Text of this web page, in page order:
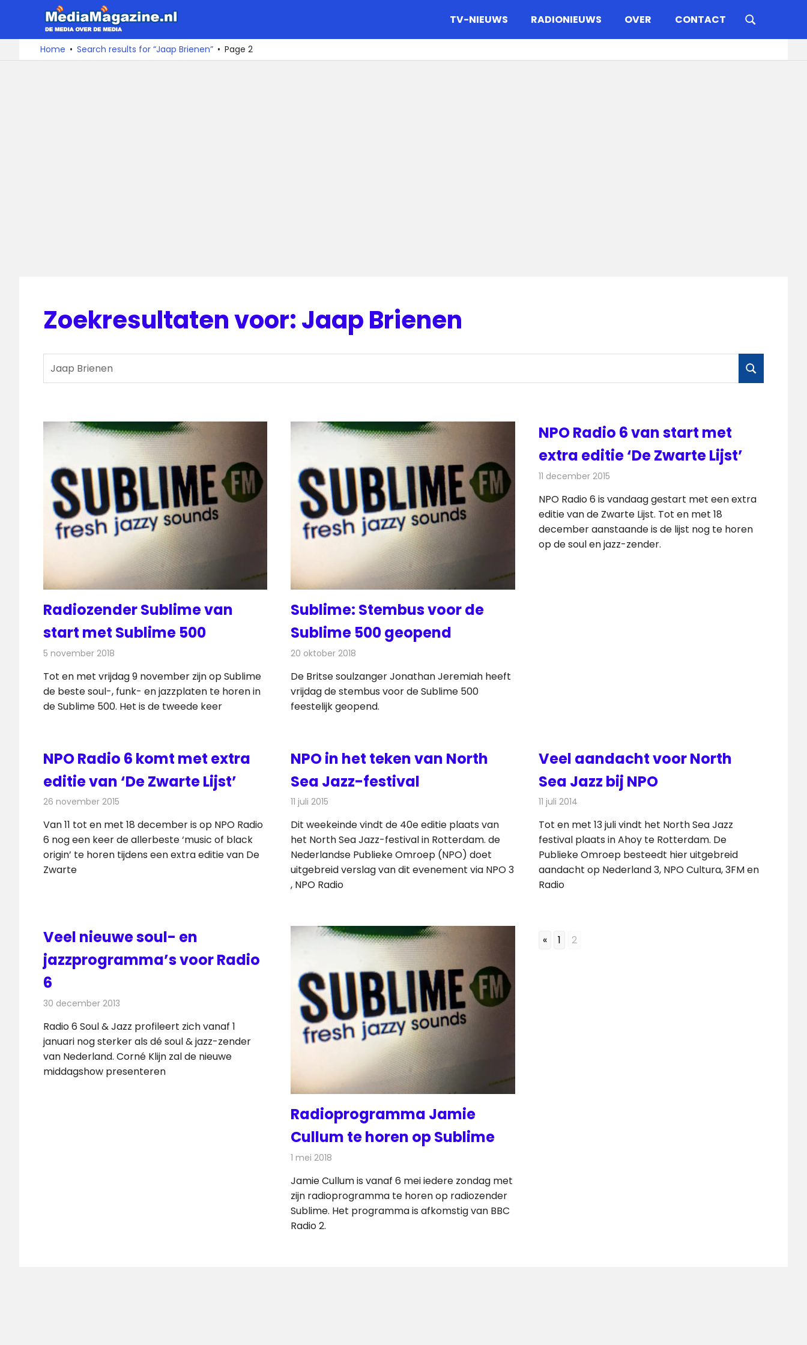
naar
De
media
over
TV-NIEUWS RADIONIEUWS OVER CONTACT
Home Search results for “Jaap Brienen” Page 2
Zoekresultaten voor:Jaap Brienen
naar:
ZOEKEN
Radiozender Sublime van
start met Sublime 500
5 november 2018
Tot en met vrijdag 9 november zijn op Sublime
de beste soul-, funk- en jazzplaten te horen in
de Sublime 500. Het is de tweede keer
Sublime: Stembus voor de
Sublime 500 geopend
20 oktober 2018
De Britse soulzanger Jonathan Jeremiah heeft
vrijdag de stembus voor de Sublime 500
feestelijk geopend.
NPO Radio 6 van start met
extra editie ‘De Zwarte Lijst’
11 december 2015
NPO Radio 6 is vandaag gestart met een extra
editie van de Zwarte Lijst. Tot en met 18
december aanstaande is de lijst nog te horen
op de soul en jazz-zender.
NPO Radio 6 komt met extra
editie van ‘De Zwarte Lijst’
26 november 2015
Van 11 tot en met 18 december is op NPO Radio
6 nog een keer de allerbeste ‘music of black
origin’ te horen tijdens een extra editie van De
Zwarte
NPO in het teken van North
Sea Jazz-festival
11 juli 2015
Dit weekeinde vindt de 40e editie plaats van
het North Sea Jazz-festival in Rotterdam. de
Nederlandse Publieke Omroep (NPO) doet
uitgebreid verslag van dit evenement via NPO 3
, NPO Radio
Veel aandacht voor North
Sea Jazz bij NPO
11 juli 2014
Tot en met 13 juli vindt het North Sea Jazz
festival plaats in Ahoy te Rotterdam. De
Publieke Omroep besteedt hier uitgebreid
aandacht op Nederland 3, NPO Cultura, 3FM en
Radio
Veel nieuwe soul- en
jazzprogramma’s voor Radio
6
30 december 2013
Radio 6 Soul & Jazz profileert zich vanaf 1
januari nog sterker als dé soul & jazz-zender
van Nederland. Corné Klijn zal de nieuwe
middagshow presenteren
Radioprogramma Jamie
Cullum te horen op Sublime
1 mei 2018
Jamie Cullum is vanaf 6 mei iedere zondag met
zijn radioprogramma te horen op radiozender
Sublime. Het programma is afkomstig van BBC
Radio 2.
« 1 2